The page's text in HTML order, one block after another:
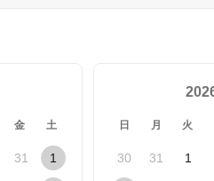
配送可能】
金 土
31 1
日 月 火
30 31 1